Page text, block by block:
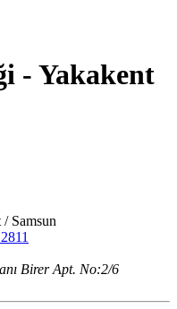
- Yakakent
/ Samsun
Birer Apt. No:2/6